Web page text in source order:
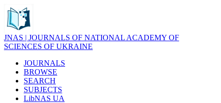
JNAS | JOURNALS OF NATIONAL ACADEMY OF
SCIENCES OF UKRAINE
JOURNALS
BROWSE
SEARCH
SUBJECTS
LibNAS UA